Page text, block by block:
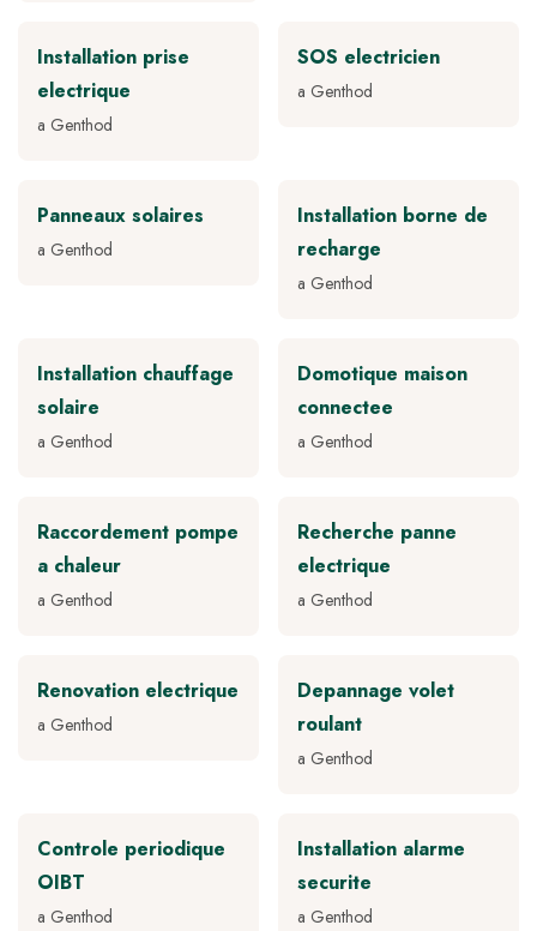
Installation prise
electrique
a Genthod
SOS electricien
a Genthod
Panneaux solaires
a Genthod
Installation borne de
recharge
a Genthod
Installation chauffage
solaire
a Genthod
Domotique maison
connectee
a Genthod
Raccordement pompe
a chaleur
a Genthod
Recherche panne
electrique
a Genthod
Renovation electrique
a Genthod
Depannage volet
roulant
a Genthod
Controle periodique
OIBT
a Genthod
Installation alarme
securite
a Genthod